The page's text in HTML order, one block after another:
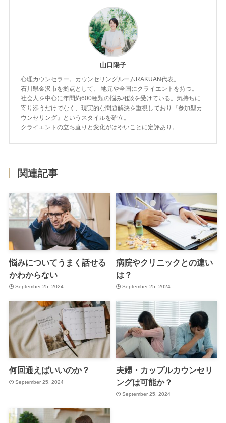
山口陽子
心理カウンセラー。カウンセリングルームRAKUAN代表。
石川県金沢市を拠点として、 地元や全国にクライエントを持つ。
社会人を中心に年間約600種類の悩み相談を受けている。気持ちに
寄り添うだけでなく、現実的な問題解決を重視しており『参加型カ
ウンセリング』というスタイルを確立。
クライエントの立ち直りと変化がはやいことに定評あり。
関連記事
悩みについてうまく話せる
かわからない
September 25, 2024
病院やクリニックとの違い
は？
September 25, 2024
何回通えばいいのか？
September 25, 2024
夫婦・カップルカウンセリ
ングは可能か？
September 25, 2024